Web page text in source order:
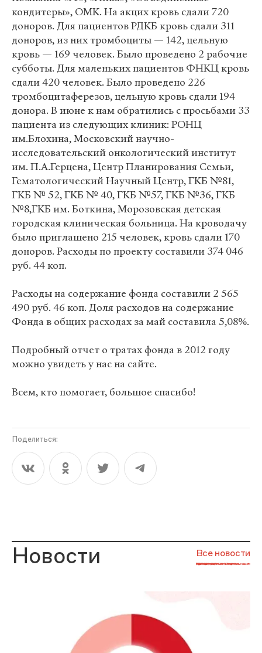
кондитеры», ОМК. На акцих кровь сдали 720
доноров. Для пациентов РДКБ кровь сдали 311
доноров, из них тромбоциты — 142, цельную
кровь — 169 человек. Было проведено 2 рабочие
субботы. Для маленьких пациентов ФНКЦ кровь
сдали 420 человек. Было проведено 226
тромбоцитаферезов, цельную кровь сдали 194
донора. В июне к нам обратились с просьбами 33
пациента из следующих клиник: РОНЦ
им.Блохина, Московский научно-
исследовательский онкологический институт
им. П.А.Герцена, Центр Планирования Семьи,
Гематологический Научный Центр, ГКБ №81,
ГКБ № 52, ГКБ № 40, ГКБ №57, ГКБ №36, ГКБ
№8,ГКБ им. Боткина, Морозовская детская
городская клиническая больница. На кроводачу
было приглашено 215 человек, кровь сдали 170
доноров. Расходы по проекту составили 374 046
руб. 44 коп.
Расходы на содержание фонда составили 2 565
490 руб. 46 коп. Доля расходов на содержание
Фонда в общих расходах за май составила 5,08%.
Подробный отчет о тратах фонда в 2012 году
можно увидеть у нас на сайте.
Всем, кто помогает, большое спасибо!
Поделиться:
Новости Все новости